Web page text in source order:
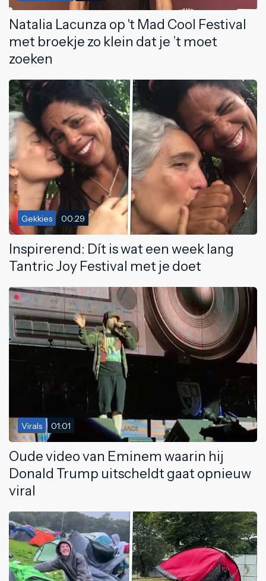
Natalia Lacunza op 't Mad Cool Festival
met broekje zo klein dat je ’t moet
zoeken
Gekkies 00:29
Inspirerend: Dít is wat een week lang
Tantric Joy Festival met je doet
Virals 01:01
Oude video van Eminem waarin hij
Donald Trump uitscheldt gaat opnieuw
viral